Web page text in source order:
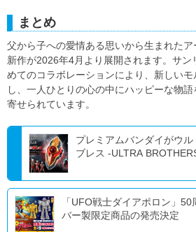
まとめ
父から子への愛情ある思いから生まれた
新作が2026年4月より展開されます。サン
めてのコラボレーションにより、新しい
し、一人ひとりの心の中にハッピーな物
寄せられています。
プレミアムバンダイがウ
ブレス -ULTRA
「UFO戦士ダイアポロン」
バー製限定商品の発売決定